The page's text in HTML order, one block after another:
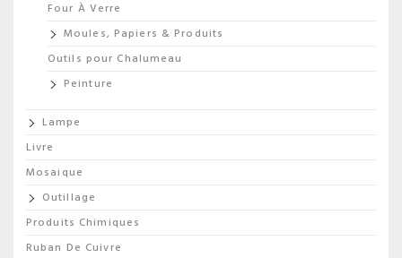
Four À Verre
Moules, Papiers & Produits
Outils pour Chalumeau
Peinture
Lampe
Livre
Mosaique
Outillage
Produits Chimiques
Ruban De Cuivre